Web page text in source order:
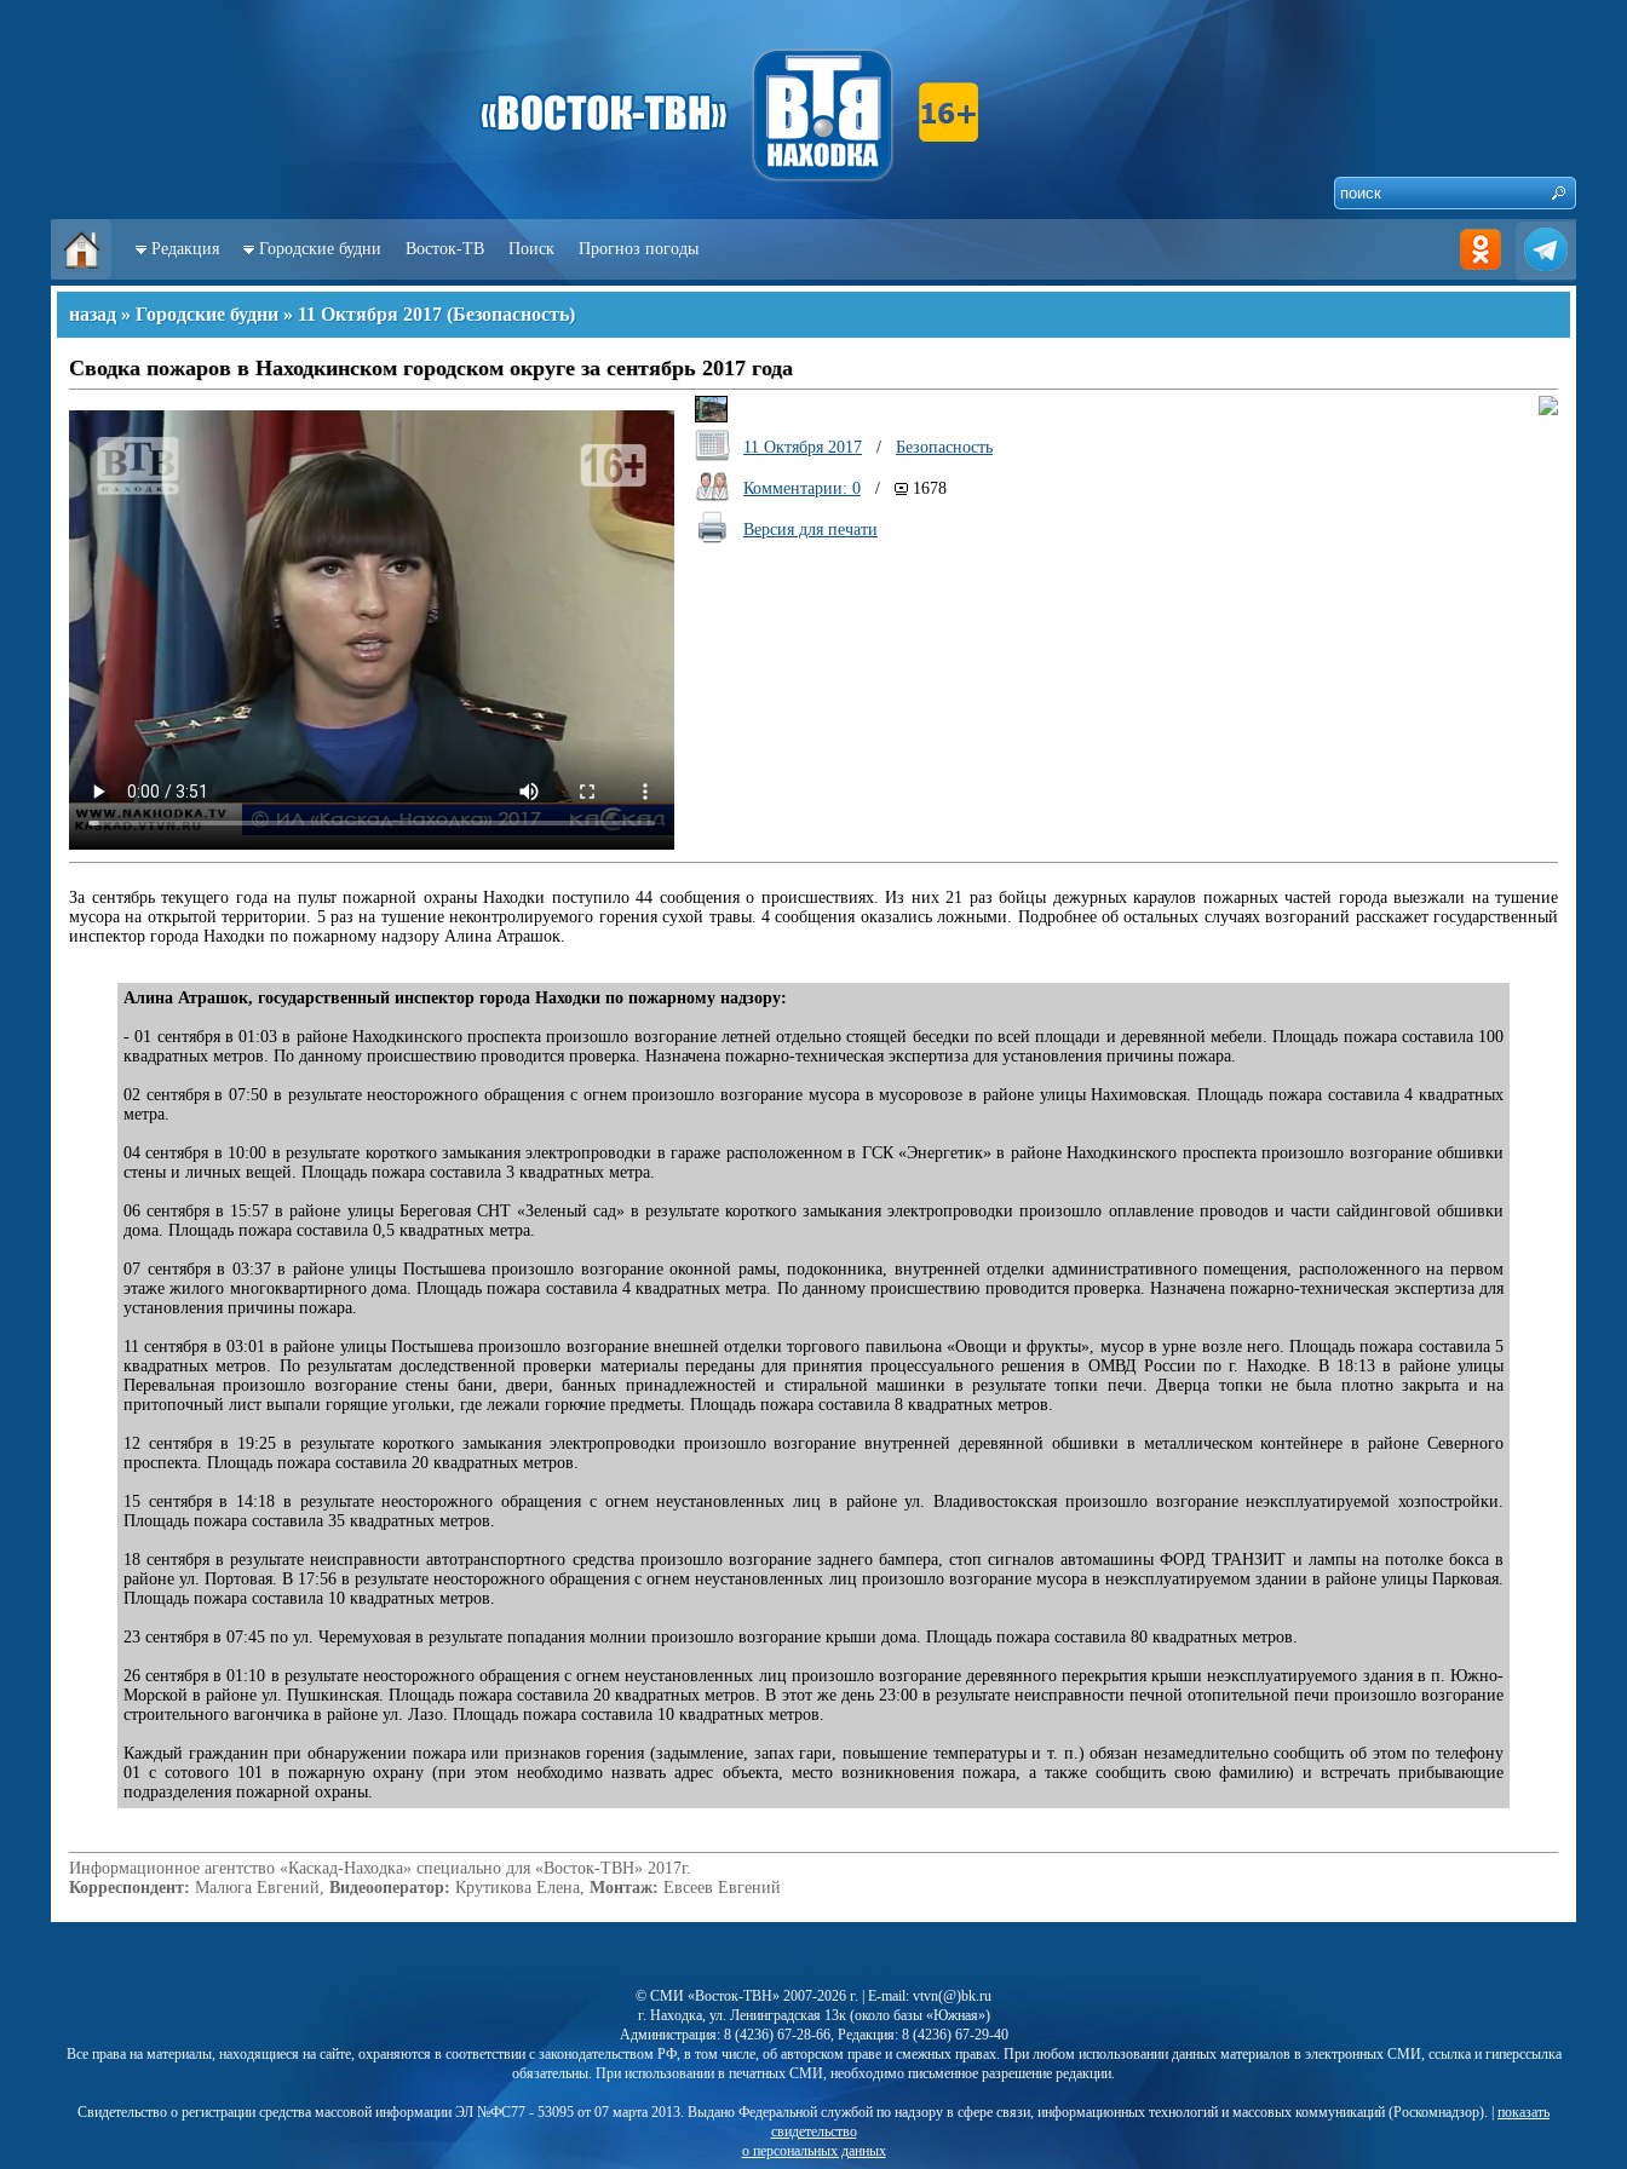
Редакция Городские будни Восток-ТВ Поиск Прогноз погоды
назад » Городские будни » 11 Октября 2017 (Безопасность)
Сводка пожаров в Находкинском городском округе за сентябрь 2017 года
11 Октября 2017 / Безопасность
Комментарии: 0 / 1678
Версия для печати
За сентябрь текущего года на пульт пожарной охраны Находки поступило 44 сообщения о происшествиях. Из них 21 раз бойцы дежурных караулов пожарных частей города выезжали на тушение
мусора на открытой территории. 5 раз на тушение неконтролируемого горения сухой травы. 4 сообщения оказались ложными. Подробнее об остальных случаях возгораний расскажет государственный
инспектор города Находки по пожарному надзору Алина Атрашок.
Алина Атрашок, государственный инспектор города Находки по пожарному надзору:
- 01 сентября в 01:03 в районе Находкинского проспекта произошло возгорание летней отдельно стоящей беседки по всей площади и деревянной мебели. Площадь пожара составила 100
квадратных метров. По данному происшествию проводится проверка. Назначена пожарно-техническая экспертиза для установления причины пожара.
02 сентября в 07:50 в результате неосторожного обращения с огнем произошло возгорание мусора в мусоровозе в районе улицы Нахимовская. Площадь пожара составила 4 квадратных
метра.
04 сентября в 10:00 в результате короткого замыкания электропроводки в гараже расположенном в ГСК «Энергетик» в районе Находкинского проспекта произошло возгорание обшивки
стены и личных вещей. Площадь пожара составила 3 квадратных метра.
06 сентября в 15:57 в районе улицы Береговая СНТ «Зеленый сад» в результате короткого замыкания электропроводки произошло оплавление проводов и части сайдинговой обшивки
дома. Площадь пожара составила 0,5 квадратных метра.
07 сентября в 03:37 в районе улицы Постышева произошло возгорание оконной рамы, подоконника, внутренней отделки административного помещения, расположенного на первом
этаже жилого многоквартирного дома. Площадь пожара составила 4 квадратных метра. По данному происшествию проводится проверка. Назначена пожарно-техническая экспертиза для
установления причины пожара.
11 сентября в 03:01 в районе улицы Постышева произошло возгорание внешней отделки торгового павильона «Овощи и фрукты», мусор в урне возле него. Площадь пожара составила 5
квадратных метров. По результатам доследственной проверки материалы переданы для принятия процессуального решения в ОМВД России по г. Находке. В 18:13 в районе улицы
Перевальная произошло возгорание стены бани, двери, банных принадлежностей и стиральной машинки в результате топки печи. Дверца топки не была плотно закрыта и на
притопочный лист выпали горящие угольки, где лежали горючие предметы. Площадь пожара составила 8 квадратных метров.
12 сентября в 19:25 в результате короткого замыкания электропроводки произошло возгорание внутренней деревянной обшивки в металлическом контейнере в районе Северного
проспекта. Площадь пожара составила 20 квадратных метров.
15 сентября в 14:18 в результате неосторожного обращения с огнем неустановленных лиц в районе ул. Владивостокская произошло возгорание неэксплуатируемой хозпостройки.
Площадь пожара составила 35 квадратных метров.
18 сентября в результате неисправности автотранспортного средства произошло возгорание заднего бампера, стоп сигналов автомашины ФОРД ТРАНЗИТ и лампы на потолке бокса в
районе ул. Портовая. В 17:56 в результате неосторожного обращения с огнем неустановленных лиц произошло возгорание мусора в неэксплуатируемом здании в районе улицы Парковая.
Площадь пожара составила 10 квадратных метров.
23 сентября в 07:45 по ул. Черемуховая в результате попадания молнии произошло возгорание крыши дома. Площадь пожара составила 80 квадратных метров.
26 сентября в 01:10 в результате неосторожного обращения с огнем неустановленных лиц произошло возгорание деревянного перекрытия крыши неэксплуатируемого здания в п. Южно-
Морской в районе ул. Пушкинская. Площадь пожара составила 20 квадратных метров. В этот же день 23:00 в результате неисправности печной отопительной печи произошло возгорание
строительного вагончика в районе ул. Лазо. Площадь пожара составила 10 квадратных метров.
Каждый гражданин при обнаружении пожара или признаков горения (задымление, запах гари, повышение температуры и т. п.) обязан незамедлительно сообщить об этом по телефону
01 с сотового 101 в пожарную охрану (при этом необходимо назвать адрес объекта, место возникновения пожара, а также сообщить свою фамилию) и встречать прибывающие
подразделения пожарной охраны.
Информационное агентство «Каскад-Находка» специально для «Восток-ТВН» 2017г.
Корреспондент: Малюга Евгений, Видеооператор: Крутикова Елена, Монтаж: Евсеев Евгений
© СМИ «Восток-ТВН» 2007-2026 г. | E-mail: vtvn(@)bk.ru
г. Находка, ул. Ленинградская 13к (около базы «Южная»)
Администрация: 8 (4236) 67-28-66, Редакция: 8 (4236) 67-29-40
Все права на материалы, находящиеся на сайте, охраняются в соответствии с законодательством РФ, в том числе, об авторском праве и смежных правах. При любом использовании данных материалов в электронных СМИ, ссылка и гиперссылка
обязательны. При использовании в печатных СМИ, необходимо письменное разрешение редакции.
Свидетельство о регистрации средства массовой информации ЭЛ №ФС77 - 53095 от 07 марта 2013. Выдано Федеральной службой по надзору в сфере связи, информационных технологий и массовых коммуникаций (Роскомнадзор). | показать
свидетельство
о персональных данных